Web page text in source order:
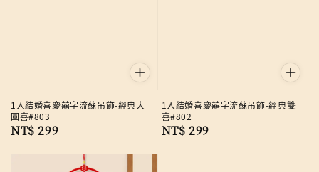
1入結婚喜慶囍字流蘇吊飾-經典大
圓喜#803
Regular
NT$ 299
1入結婚喜慶囍字流蘇吊飾-經典雙
喜#802
Regular
NT$ 299